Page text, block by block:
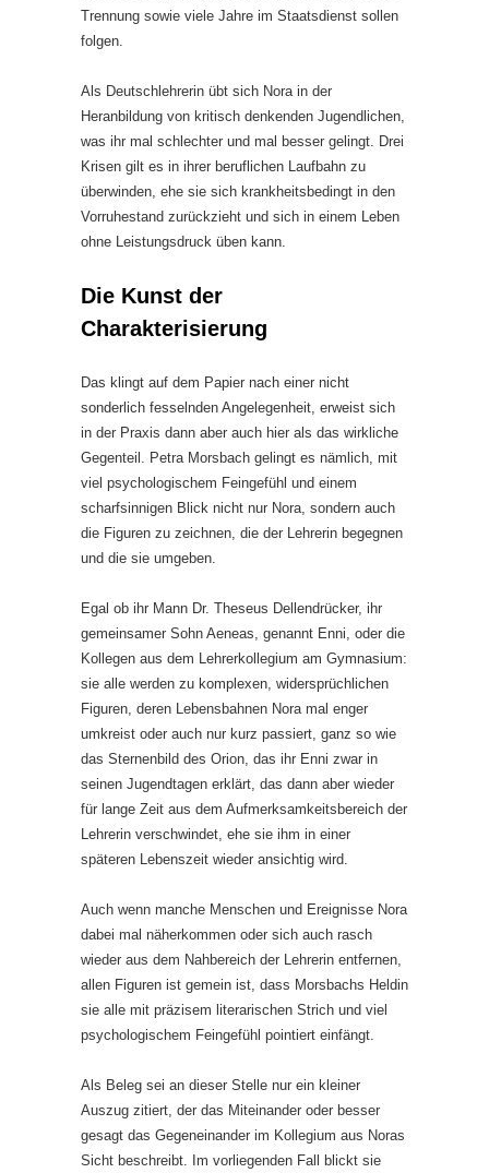
Trennung sowie viele Jahre im Staatsdienst sollen
folgen.
Als Deutschlehrerin übt sich Nora in der
Heranbildung von kritisch denkenden Jugendlichen,
was ihr mal schlechter und mal besser gelingt. Drei
Krisen gilt es in ihrer beruflichen Laufbahn zu
überwinden, ehe sie sich krankheitsbedingt in den
Vorruhestand zurückzieht und sich in einem Leben
ohne Leistungsdruck üben kann.
Die Kunst der
Charakterisierung
Das klingt auf dem Papier nach einer nicht
sonderlich fesselnden Angelegenheit, erweist sich
in der Praxis dann aber auch hier als das wirkliche
Gegenteil. Petra Morsbach gelingt es nämlich, mit
viel psychologischem Feingefühl und einem
scharfsinnigen Blick nicht nur Nora, sondern auch
die Figuren zu zeichnen, die der Lehrerin begegnen
und die sie umgeben.
Egal ob ihr Mann Dr. Theseus Dellendrücker, ihr
gemeinsamer Sohn Aeneas, genannt Enni, oder die
Kollegen aus dem Lehrerkollegium am Gymnasium:
sie alle werden zu komplexen, widersprüchlichen
Figuren, deren Lebensbahnen Nora mal enger
umkreist oder auch nur kurz passiert, ganz so wie
das Sternenbild des Orion, das ihr Enni zwar in
seinen Jugendtagen erklärt, das dann aber wieder
für lange Zeit aus dem Aufmerksamkeitsbereich der
Lehrerin verschwindet, ehe sie ihm in einer
späteren Lebenszeit wieder ansichtig wird.
Auch wenn manche Menschen und Ereignisse Nora
dabei mal näherkommen oder sich auch rasch
wieder aus dem Nahbereich der Lehrerin entfernen,
allen Figuren ist gemein ist, dass Morsbachs Heldin
sie alle mit präzisem literarischen Strich und viel
psychologischem Feingefühl pointiert einfängt.
Als Beleg sei an dieser Stelle nur ein kleiner
Auszug zitiert, der das Miteinander oder besser
gesagt das Gegeneinander im Kollegium aus Noras
Sicht beschreibt. Im vorliegenden Fall blickt sie